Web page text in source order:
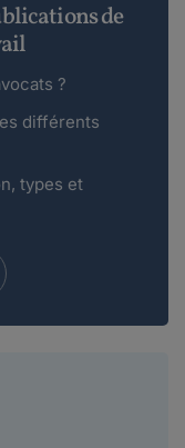
de
?
différents
types et